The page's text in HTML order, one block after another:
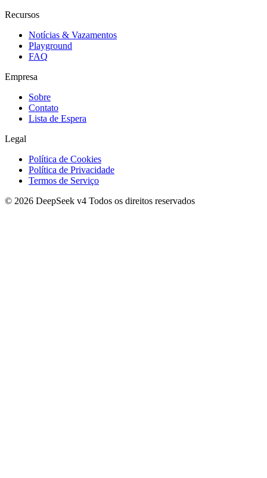
Recursos
Notícias & Vazamentos
Playground
FAQ
Empresa
Sobre
Contato
Lista de Espera
Legal
Política de Cookies
Política de Privacidade
Termos de Serviço
© 2026 DeepSeek v4 Todos os direitos reservados